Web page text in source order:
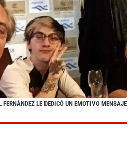
LE DEDICÓ UN EMOTIVO MENSAJE